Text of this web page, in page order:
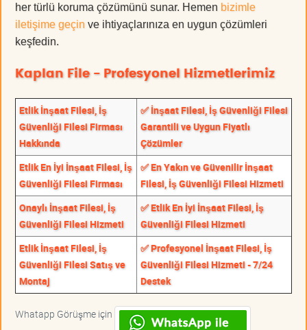
her türlü koruma çözümünü sunar. Hemen bizimle
iletişime geçin ve ihtiyaçlarınıza en uygun çözümleri
keşfedin.
Kaplan File - Profesyonel Hizmetlerimiz
Etlik İnşaat Filesi, İş
Güvenliği Filesi Firması
Hakkında
✅ İnşaat Filesi, İş Güvenliği Filesi
Garantili ve Uygun Fiyatlı
Çözümler
Etlik En İyi İnşaat Filesi, İş
Güvenliği Filesi Firması
✅ En Yakın ve Güvenilir İnşaat
Filesi, İş Güvenliği Filesi Hizmeti
Onaylı İnşaat Filesi, İş
Güvenliği Filesi Hizmeti
✅ Etlik En İyi İnşaat Filesi, İş
Güvenliği Filesi Hizmeti
Etlik İnşaat Filesi, İş
Güvenliği Filesi Satış ve
Montaj
✅ Profesyonel İnşaat Filesi, İş
Güvenliği Filesi Hizmeti - 7/24
Destek
Whatapp Görüşme için